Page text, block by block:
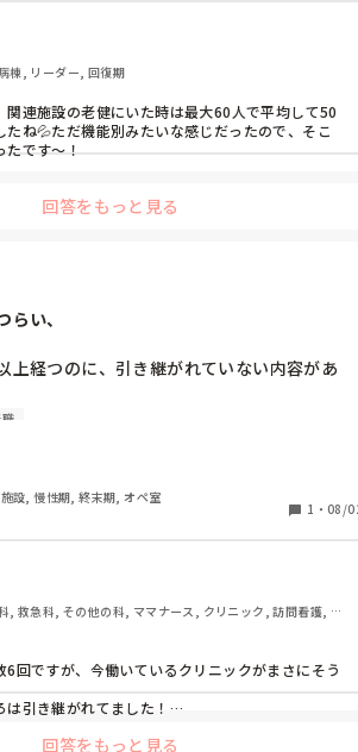
棟, リーダー, 回復期
関連施設の老健にいた時は最大60人で平均して50
たね💦ただ機能別みたいな感じだったので、そこ
たです〜！
回答をもっと見る
い、
上経つのに、引き継がれていない内容があ
ーダー不在、1番長くいる正社員が入社後半
んで、パートさんが1番長く働いている状況
んど引き継ぎなしで辞めてしまったようで、
の職員で賄わないといけないのに、リーダー
人が少ない。
はしますが、日常業務のみ簡単に教わったの
事やマニュアルなどの説明はありませんでし
さんから、そういえばこの仕事ってこういう
ね？どこにある？って言われてもそのマニュ
設, 慢性期, 終末期, オペ室
1 ・ 08/
, 救急科, その他の科, ママナース, クリニック, 訪問看護, 介
6回ですが、今働いているクリニックがまさにそう
引き継がれてました！
向ですよね。
回答をもっと見る